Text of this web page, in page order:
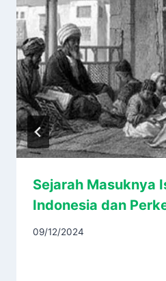
Sejarah Masuknya
Indonesia dan
09/12/2024